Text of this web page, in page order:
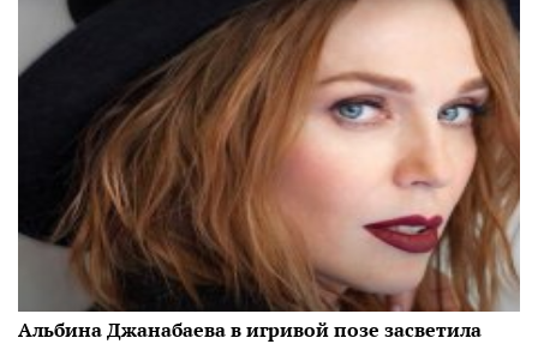
Альбина Джанабаева в игривой позе засветила